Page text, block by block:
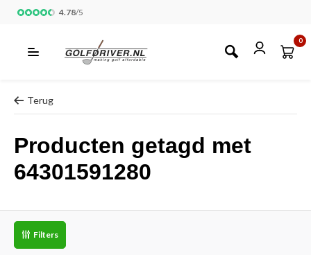
4.78/5
0
Terug
Producten getagd met
64301591280
Filters